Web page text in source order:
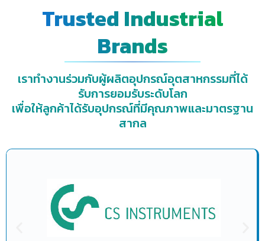
Trusted Industrial
Brands
เราทำงานร่วมกับผู้ผลิตอุปกรณ์อุตสาหกรรมที่ได้
รับการยอมรับระดับโลก
เพื่อให้ลูกค้าได้รับอุปกรณ์ที่มีคุณภาพและมาตรฐาน
สากล